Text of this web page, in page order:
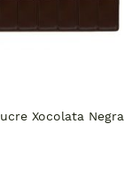
Xocolata Negra